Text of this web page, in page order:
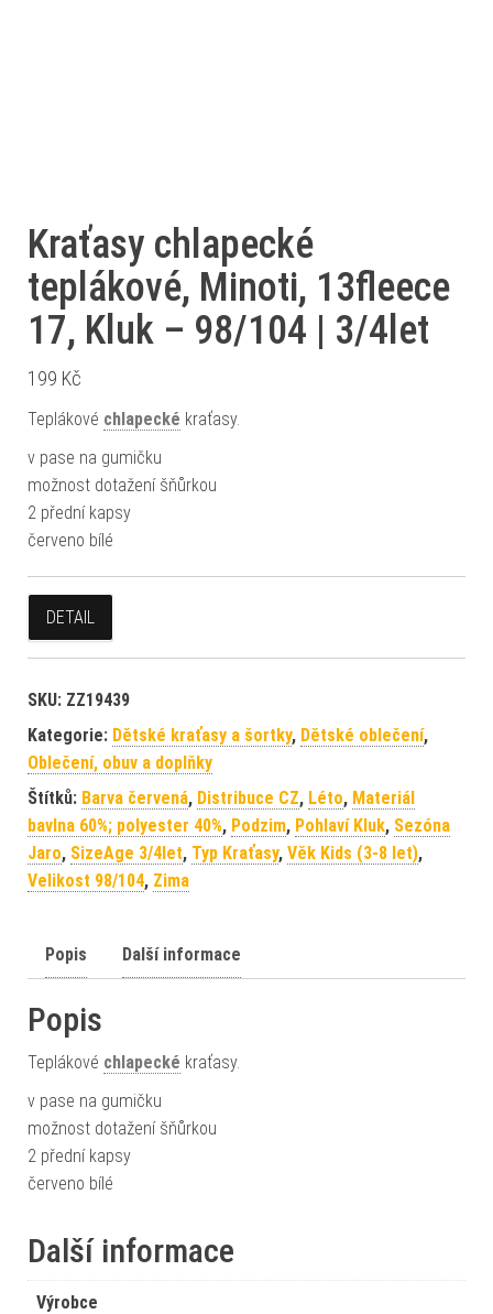
Kraťasy chlapecké
teplákové, Minoti, 13fleece
17, Kluk – 98/104 | 3/4let
199 Kč
Teplákové chlapecké kraťasy.
v pase na gumičku
možnost dotažení šňůrkou
2 přední kapsy
červeno bílé
DETAIL
SKU: ZZ19439
Kategorie: Dětské kraťasy a šortky, Dětské oblečení,
Oblečení, obuv a doplňky
Štítků: Barva červená, Distribuce CZ, Léto, Materiál
bavlna 60%; polyester 40%, Podzim, Pohlaví Kluk, Sezóna
Jaro, SizeAge 3/4let, Typ Kraťasy, Věk Kids (3-8 let),
Velikost 98/104, Zima
Popis Další informace
Popis
Teplákové chlapecké kraťasy.
v pase na gumičku
možnost dotažení šňůrkou
2 přední kapsy
červeno bílé
Další informace
Výrobce